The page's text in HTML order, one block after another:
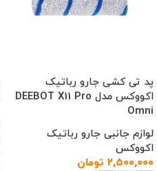
پد تی کشی جارو رباتیک
اکووکس مدل DEEBOT X11 Pro
Omni
لوازم جانبی جارو رباتیک
اکووکس
۲,۵۰۰,۰۰۰ تومان